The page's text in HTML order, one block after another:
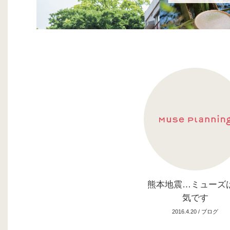
熊本地震…ミューズ
気です
2016.4.20 / ブログ